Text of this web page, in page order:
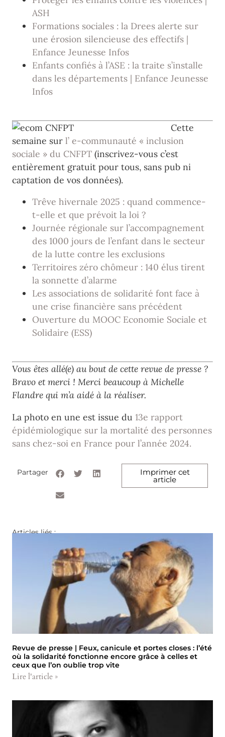
ASH
Formations sociales : la Drees alerte sur
une érosion silencieuse des effectifs |
Enfance Jeunesse Infos
Enfants confiés à l’ASE : la traite s’installe
dans les départements | Enfance Jeunesse
Infos
Cette
semaine sur l’ e-communauté « inclusion
sociale » du CNFPT (inscrivez-vous c’est
entièrement gratuit pour tous, sans pub ni
captation de vos données).
Trêve hivernale 2025 : quand commence-
t-elle et que prévoit la loi ?
Journée régionale sur l’accompagnement
des 1000 jours de l’enfant dans le secteur
de la lutte contre les exclusions
Territoires zéro chômeur : 140 élus tirent
la sonnette d’alarme
Les associations de solidarité font face à
une crise financière sans précédent
Ouverture du MOOC Economie Sociale et
Solidaire (ESS)
Vous êtes allé(e) au bout de cette revue de presse ?
Bravo et merci ! Merci beaucoup à Michelle
Flandre qui m’a aidé à la réaliser.
La photo en une est issue du 13e rapport
épidémiologique sur la mortalité des personnes
sans chez-soi en France pour l’année 2024.
Partager Imprimer cet
article
Articles liés :
Revue de presse | Feux, canicule et portes closes : l’été
où la solidarité fonctionne encore grâce à celles et
ceux que l’on oublie trop vite
Lire l'article »